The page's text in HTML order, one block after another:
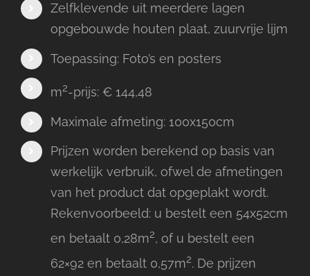
Zelfklevende uit meerdere lagen
opgebouwde houten plaat, zuurvrije lijm
Toepassing: Foto’s en posters
m2-prijs: € 144,48
Maximale afmeting: 100x150cm
Prijzen worden berekend op basis van
werkelijk verbruik, ofwel de afmetingen
van het product dat opgeplakt wordt.
Rekenvoorbeeld: u bestelt een 54x52cm
en betaalt 0,28m2, of u bestelt een
62×92 en betaalt 0,57m2. De prijzen